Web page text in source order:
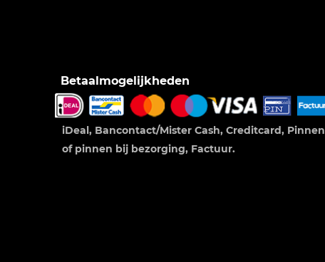
Betaalmogelijkheden
iDeal, Bancontact/Mister Cash, Creditcard, Pinnen
of pinnen bij bezorging, Factuur.